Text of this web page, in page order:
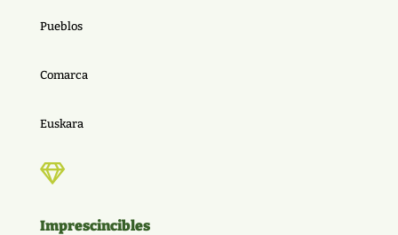
Pueblos
Comarca
Euskara

Imprescincibles